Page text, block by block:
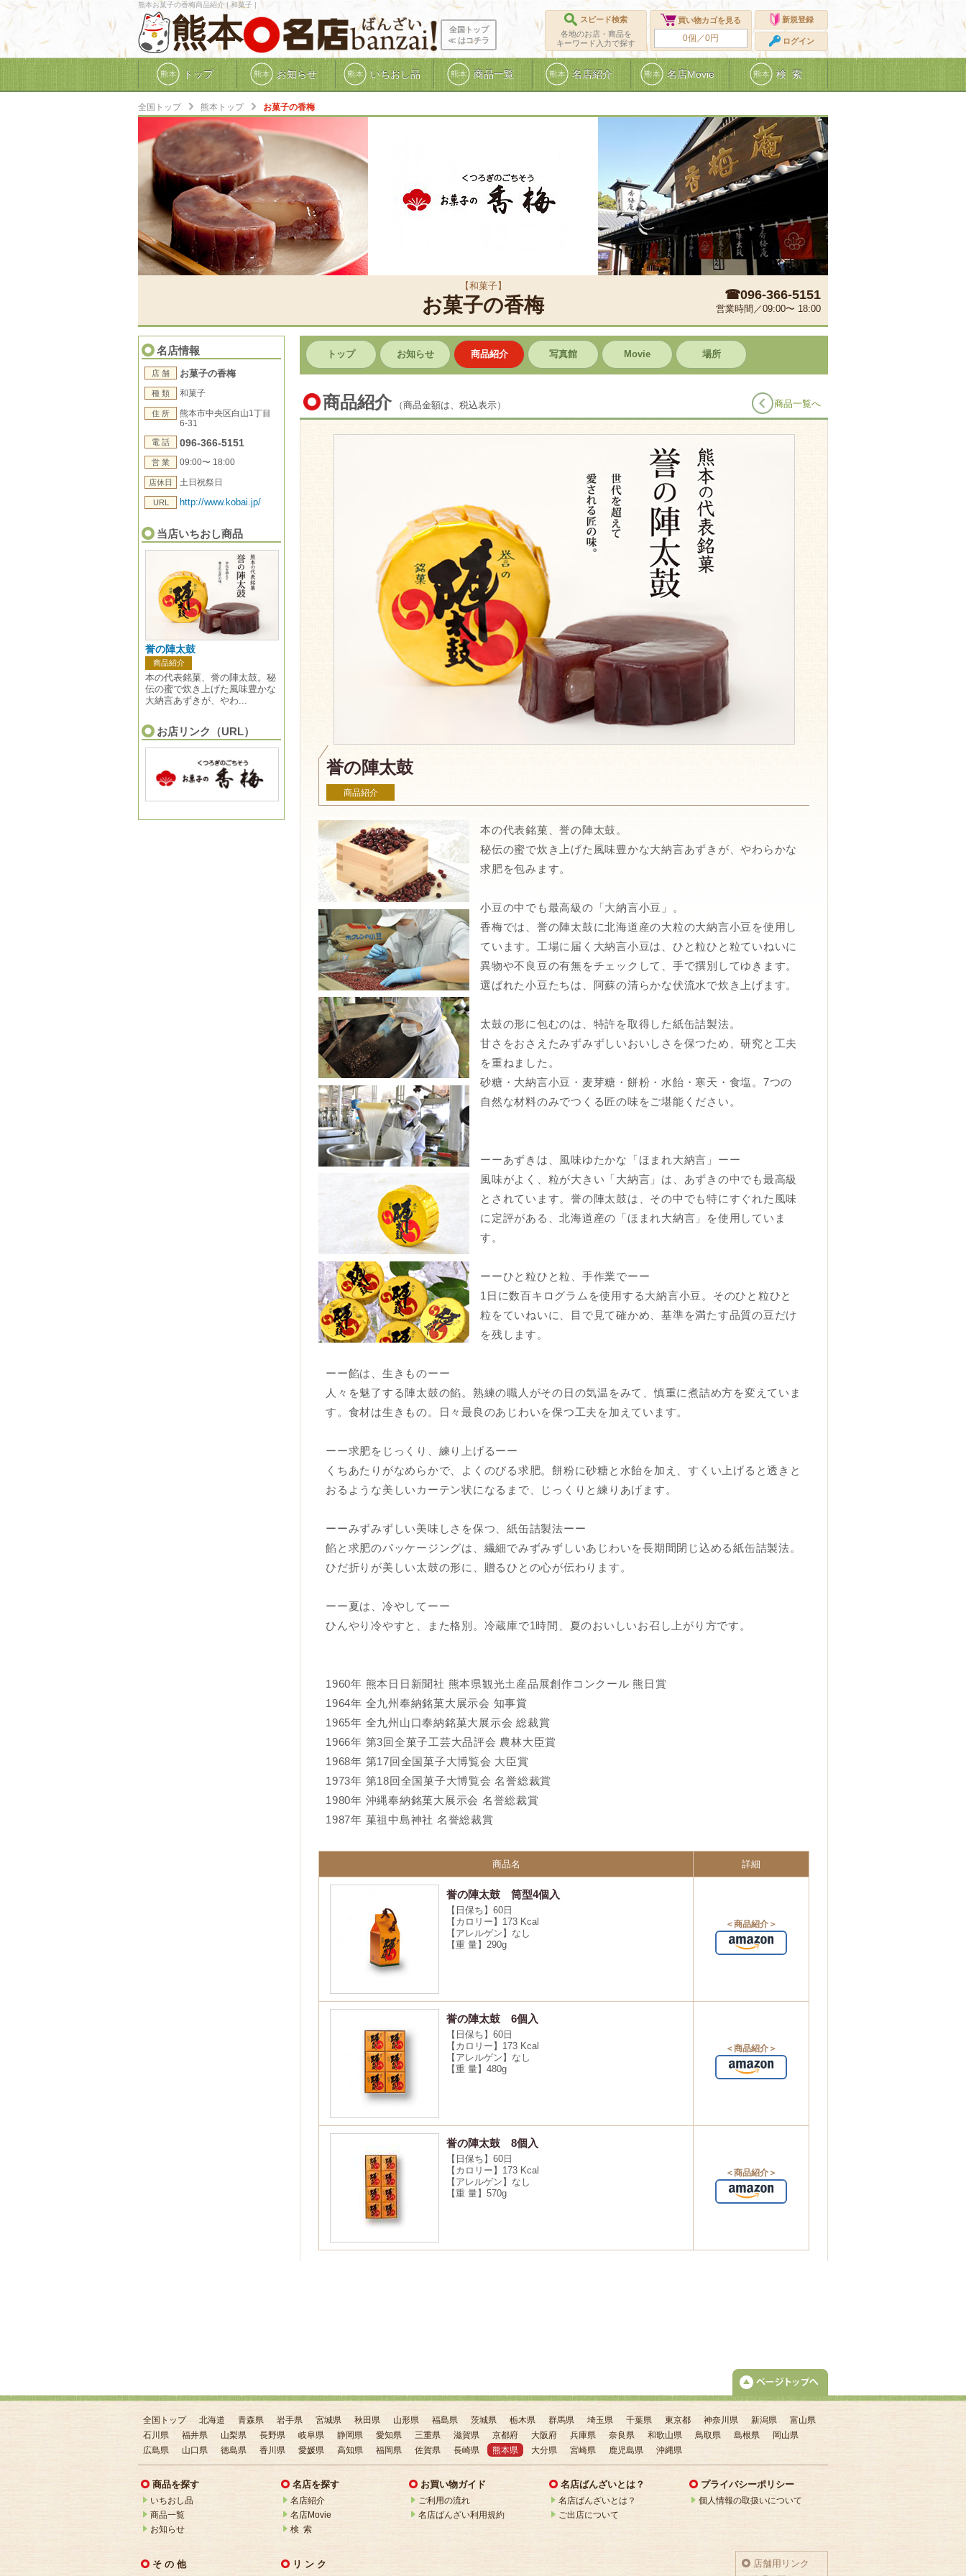
熊本お菓子の香梅商品紹介 | 和菓子 |
熊本
全国トップ
≪ ︎はコチラ
スピード検索
各地のお店・商品を
キーワード入力で探す
買い物カゴを見る
0個／0円
新規登録
ログイン
トップ お知らせ いちおし品 商品一覧 名店紹介 名店Movie 検 索
全国トップ 熊本トップ お菓子の香梅
【和菓子】
お菓子の香梅 ☎096-366-5151
営業時間／09:00〜 18:00
名店情報
店 舗 お菓子の香梅
種 類 和菓子
住 所
熊本市中央区白山1丁目
6-31
電 話 096-366-5151
営 業 09:00〜 18:00
店休日 土日祝祭日
URL http://www.kobai.jp/
当店いちおし商品
誉の陣太鼓
商品紹介
本の代表銘菓、誉の陣太鼓。秘
伝の蜜で炊き上げた風味豊かな
大納言あずきが、やわ...
お店リンク（URL）
トップ お知らせ 商品紹介 写真館 Movie 場所
商品紹介 （商品金額は、税込表示） 商品一覧へ
誉の陣太鼓
商品紹介
本の代表銘菓、誉の陣太鼓。
秘伝の蜜で炊き上げた風味豊かな大納言あずきが、やわらかな
求肥を包みます。
小豆の中でも最高級の「大納言小豆」。
香梅では、誉の陣太鼓に北海道産の大粒の大納言小豆を使用し
ています。工場に届く大納言小豆は、ひと粒ひと粒ていねいに
異物や不良豆の有無をチェックして、手で撰別してゆきます。
選ばれた小豆たちは、阿蘇の清らかな伏流水で炊き上げます。
太鼓の形に包むのは、特許を取得した紙缶詰製法。
甘さをおさえたみずみずしいおいしさを保つため、研究と工夫
を重ねました。
砂糖・大納言小豆・麦芽糖・餅粉・水飴・寒天・食塩。7つの
自然な材料のみでつくる匠の味をご堪能ください。
ーーあずきは、風味ゆたかな「ほまれ大納言」ーー
風味がよく、粒が大きい「大納言」は、あずきの中でも最高級
とされています。誉の陣太鼓は、その中でも特にすぐれた風味
に定評がある、北海道産の「ほまれ大納言」を使用していま
す。
ーーひと粒ひと粒、手作業でーー
1日に数百キログラムを使用する大納言小豆。そのひと粒ひと
粒をていねいに、目で見て確かめ、基準を満たす品質の豆だけ
を残します。
ーー餡は、生きものーー
人々を魅了する陣太鼓の餡。熟練の職人がその日の気温をみて、慎重に煮詰め方を変えていま
す。食材は生きもの。日々最良のあじわいを保つ工夫を加えています。
ーー求肥をじっくり、練り上げるーー
くちあたりがなめらかで、よくのびる求肥。餅粉に砂糖と水飴を加え、すくい上げると透きと
おるような美しいカーテン状になるまで、じっくりと練りあげます。
ーーみずみずしい美味しさを保つ、紙缶詰製法ーー
餡と求肥のパッケージングは、繊細でみずみずしいあじわいを長期間閉じ込める紙缶詰製法。
ひだ折りが美しい太鼓の形に、贈るひとの心が伝わります。
ーー夏は、冷やしてーー
ひんやり冷やすと、また格別。冷蔵庫で1時間、夏のおいしいお召し上がり方です。
1960年 熊本日日新聞社 熊本県観光土産品展創作コンクール 熊日賞
1964年 全九州奉納銘菓大展示会 知事賞
1965年 全九州山口奉納銘菓大展示会 総裁賞
1966年 第3回全菓子工芸大品評会 農林大臣賞
1968年 第17回全国菓子大博覧会 大臣賞
1973年 第18回全国菓子大博覧会 名誉総裁賞
1980年 沖縄奉納銘菓大展示会 名誉総裁賞
1987年 菓祖中島神社 名誉総裁賞
商品名 詳細
誉の陣太鼓 筒型4個入
【日保ち】60日
【カロリー】173 Kcal
【アレルゲン】なし
【重 量】290g
＜商品紹介＞
誉の陣太鼓 6個入
【日保ち】60日
【カロリー】173 Kcal
【アレルゲン】なし
【重 量】480g
＜商品紹介＞
誉の陣太鼓 8個入
【日保ち】60日
【カロリー】173 Kcal
【アレルゲン】なし
【重 量】570g
＜商品紹介＞
全国トップ 北海道 青森県 岩手県 宮城県 秋田県 山形県 福島県 茨城県 栃木県 群馬県 埼玉県 千葉県 東京都 神奈川県 新潟県
富山県
石川県
福井県 山梨県 長野県 岐阜県 静岡県 愛知県 三重県 滋賀県 京都府 大阪府 兵庫県 奈良県 和歌山県 鳥取県 島根県
岡山県
広島県
山口県 徳島県 香川県 愛媛県 高知県 福岡県 佐賀県 長崎県 熊本県 大分県 宮崎県 鹿児島県 沖縄県
商品を探す
いちおし品
商品一覧
お知らせ
名店を探す
名店紹介
名店Movie
検 索
お買い物ガイド
ご利用の流れ
名店ばんざい利用規約
名店ばんざいとは？
名店ばんざいとは？
ご出店について
プライバシーポリシー
個人情報の取扱いについて
そ の 他 リ ン ク 店舗用リンク